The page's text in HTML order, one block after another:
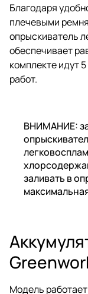
Благодаря
плечевыми
опрыскиватель
обеспечивает
комплекте идут
работ.
ВНИМАНИЕ:
заливать в
Модель